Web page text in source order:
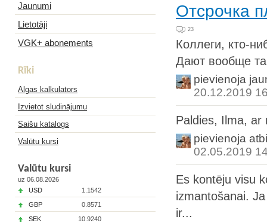
Jaunumi
Lietotāji
VGK+ abonements
Rīki
Algas kalkulators
Izvietot sludinājumu
Saišu katalogs
Valūtu kursi
Valūtu kursi
uz 06.08.2026
USD
1.1542
GBP
0.8571
SEK
10.9240
Отсрочка
23
Коллеги, кто-
Дают вообще
pievienoja
20.12.2019
Paldies, Ilma,
pievienoja
02.05.2019
Es kontēju visu
izmantošanai.
ir...